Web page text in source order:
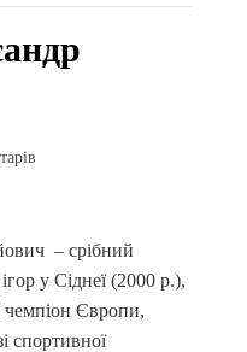
– срібний
у Сіднеї (2000 р.),
чемпіон Європи,
спортивної